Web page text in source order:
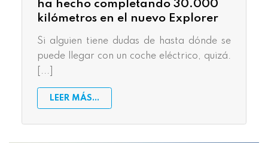
ha hecho completando 30.000
kilómetros en el nuevo Explorer
Si alguien tiene dudas de hasta dónde se
puede llegar con un coche eléctrico, quizá.
[...]
LEER MÁS...